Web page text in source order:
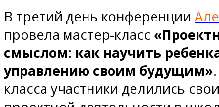
В третий день конференции
провела мастер-класс
смыслом: как научить
управлению своим будущим»
класса участники делились